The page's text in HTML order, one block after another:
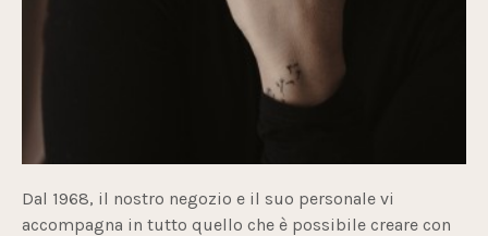
Dal 1968, il nostro negozio e il suo personale vi
accompagna in tutto quello che è possibile creare con